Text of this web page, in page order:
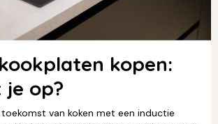
kopen:
op?
van koken met een inductie